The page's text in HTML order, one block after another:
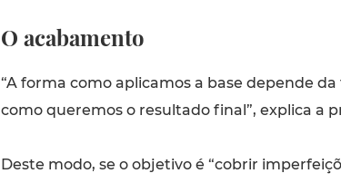
O acabamento
“A forma como aplicamos a base depende
como queremos o resultado final”, explica a
Deste modo, se o objetivo é “cobrir